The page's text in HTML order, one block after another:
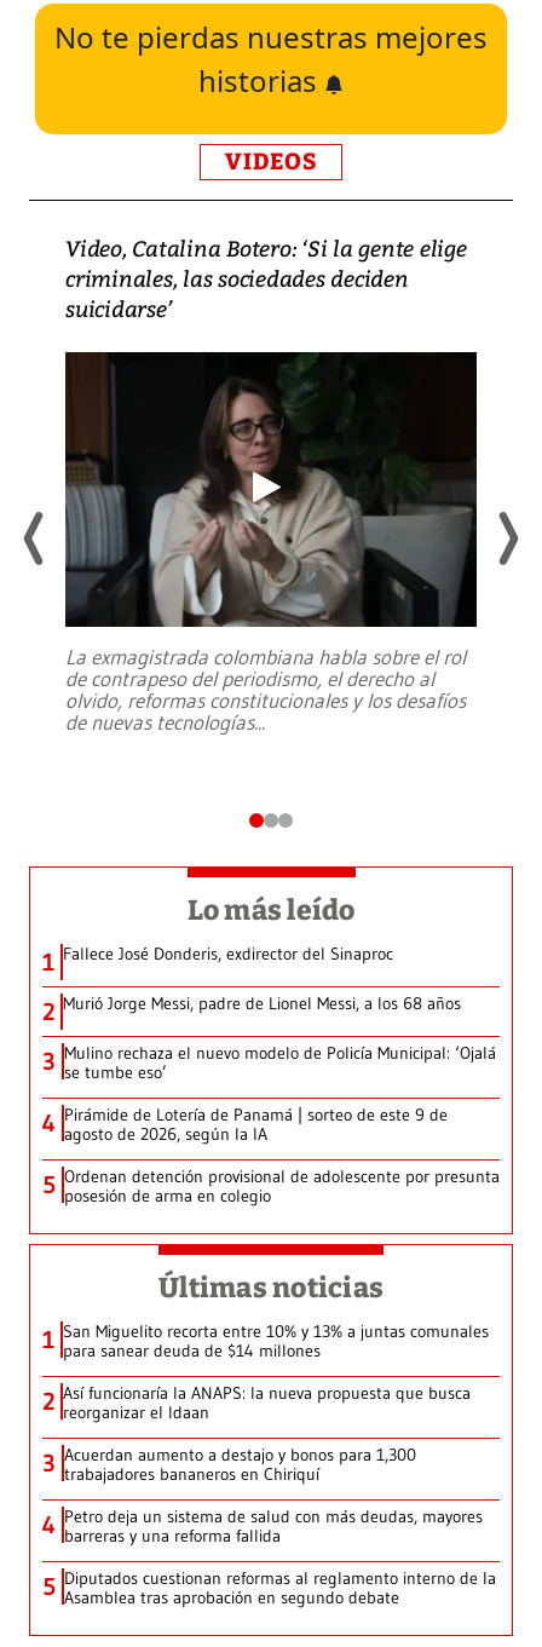
No te pierdas nuestras mejores
historias
VIDEOS
Video, Catalina Botero: ‘Si la gente elige
criminales, las sociedades deciden
suicidarse’
La exmagistrada colombiana habla sobre el rol
de contrapeso del periodismo, el derecho al
olvido, reformas constitucionales y los desafíos
de nuevas tecnologías...
Lo más leído
1 Fallece José Donderis, exdirector del Sinaproc
2 Murió Jorge Messi, padre de Lionel Messi, a los 68 años
3 Mulino rechaza el nuevo modelo de Policía Municipal: ‘Ojalá
se tumbe eso’
4 Pirámide de Lotería de Panamá | sorteo de este 9 de
agosto de 2026, según la IA
5 Ordenan detención provisional de adolescente por presunta
posesión de arma en colegio
Últimas noticias
1 San Miguelito recorta entre 10% y 13% a juntas comunales
para sanear deuda de $14 millones
2 Así funcionaría la ANAPS: la nueva propuesta que busca
reorganizar el Idaan
3 Acuerdan aumento a destajo y bonos para 1,300
trabajadores bananeros en Chiriquí
4 Petro deja un sistema de salud con más deudas, mayores
barreras y una reforma fallida
5 Diputados cuestionan reformas al reglamento interno de la
Asamblea tras aprobación en segundo debate